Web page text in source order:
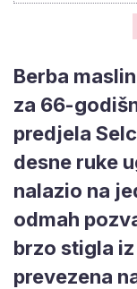
Berba
za 66-
predjela
desne ruke
nalazio na
odmah
brzo stigla
prevezena